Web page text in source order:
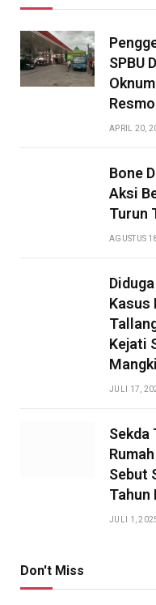
SPBU
APRIL 20,
Bone
Aksi
Turun
AGUSTUS
Kasus
Kejati
JULI 17,
Sekda
Sebut
Tahun
JULI 1,
Don't Miss